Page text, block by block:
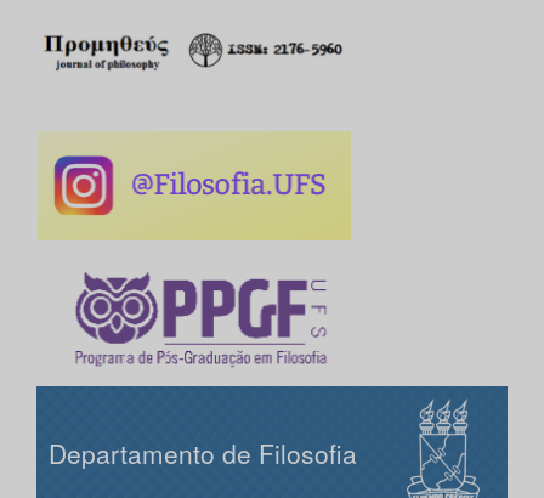
Departamento de Filosofia